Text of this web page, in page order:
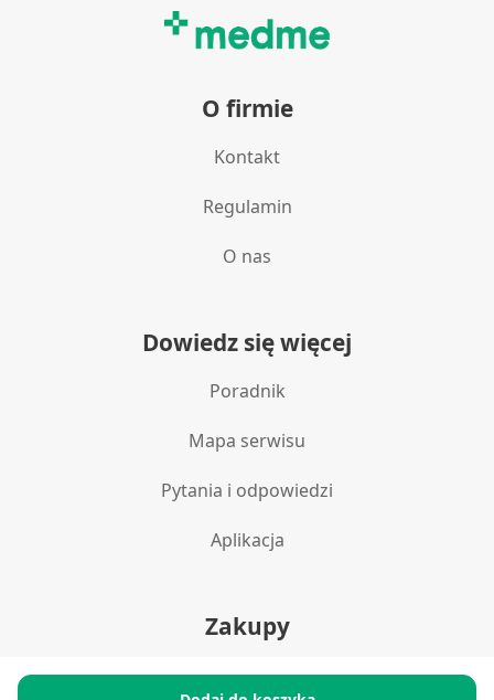
O firmie
Kontakt
Regulamin
O nas
Dowiedz się więcej
Poradnik
Mapa serwisu
Pytania i odpowiedzi
Aplikacja
Zakupy
Polityka prywatności